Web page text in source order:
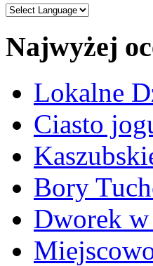
Najwyżej
Lokalne
Ciasto
Bory
Dworek